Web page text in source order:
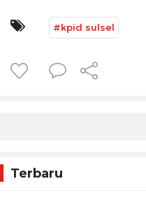
#kpid sulsel
Terbaru